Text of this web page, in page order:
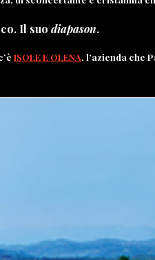
Il suo diapason.
ISOLE E OLENA, l’azienda che